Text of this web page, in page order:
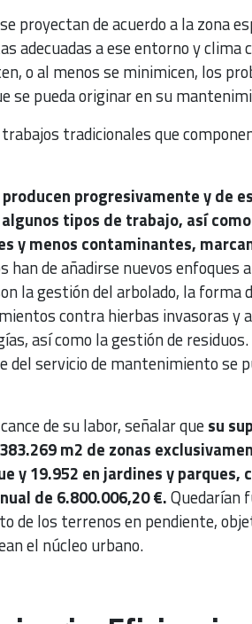
proyectan de acuerdo a la zona
adecuadas a ese entorno y clima
o al menos se minimicen, los
se pueda originar en su
tradicionales que
progresivamente y de
tipos de trabajo, así
y menos contaminantes,
han de añadirse nuevos enfoques
la gestión del arbolado, la forma
contra hierbas invasoras y
así como la gestión de
del servicio de mantenimiento se
de su labor, señalar quesu
m2 de zonas
y 19.952 en jardines y parques,
de 6.800.006,20 €.Quedarían
de los terrenos en pendiente,
el núcleo urbano.